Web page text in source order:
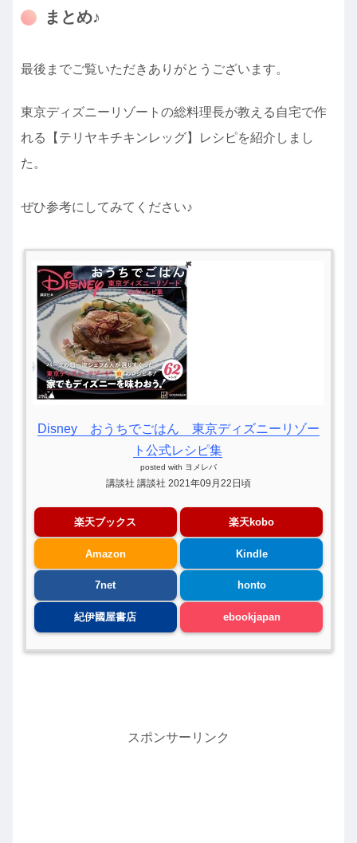
まとめ♪
最後までご覧いただきありがとうございます。
東京ディズニーリゾートの総料理長が教える自宅で作
れる【テリヤキチキンレッグ】レシピを紹介しまし
た。
ぜひ参考にしてみてください♪
Disney おうちでごはん 東京ディズニーリゾー
ト公式レシピ集
posted with ヨメレバ
講談社 講談社 2021年09月22日頃
楽天ブックス 楽天kobo
Amazon Kindle
7net honto
紀伊國屋書店 ebookjapan
スポンサーリンク